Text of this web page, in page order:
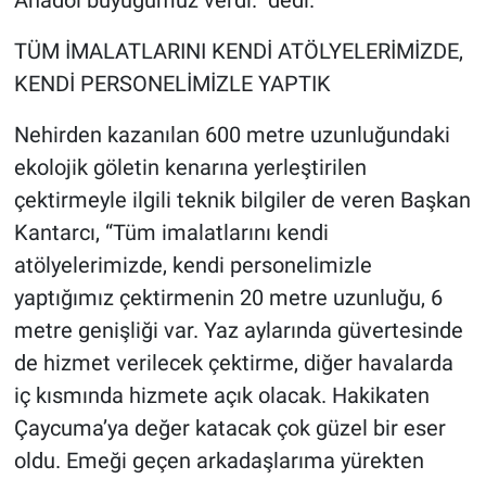
TÜM İMALATLARINI KENDİ ATÖLYELERİMİZDE,
KENDİ PERSONELİMİZLE YAPTIK
Nehirden kazanılan 600 metre uzunluğundaki
ekolojik göletin kenarına yerleştirilen
çektirmeyle ilgili teknik bilgiler de veren Başkan
Kantarcı, “Tüm imalatlarını kendi
atölyelerimizde, kendi personelimizle
yaptığımız çektirmenin 20 metre uzunluğu, 6
metre genişliği var. Yaz aylarında güvertesinde
de hizmet verilecek çektirme, diğer havalarda
iç kısmında hizmete açık olacak. Hakikaten
Çaycuma’ya değer katacak çok güzel bir eser
oldu. Emeği geçen arkadaşlarıma yürekten